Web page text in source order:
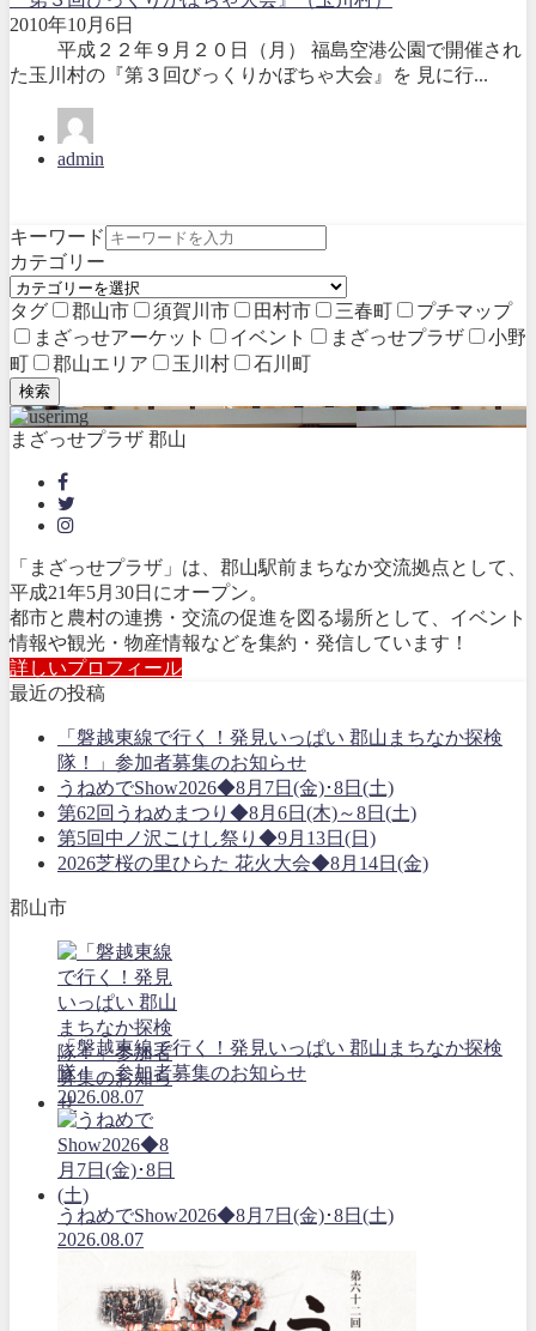
2010年10月6日
平成２２年９月２０日（月） 福島空港公園で開催され
た玉川村の『第３回びっくりかぼちゃ大会』を 見に行...
admin
キーワード
カテゴリー
タグ 郡山市 須賀川市 田村市 三春町
プチマップ
まざっせアーケット
イベント まざっせプラザ
小野
町
郡山エリア 玉川村 石川町
検索
まざっせプラザ 郡山
「まざっせプラザ」は、郡山駅前まちなか交流拠点として、
平成21年5月30日にオープン。
都市と農村の連携・交流の促進を図る場所として、イベント
情報や観光・物産情報などを集約・発信しています！
詳しいプロフィール
最近の投稿
「磐越東線で行く！発見いっぱい 郡山まちなか探検
隊！」参加者募集のお知らせ
うねめでShow2026◆8月7日(金)･8日(土)
第62回うねめまつり◆8月6日(木)～8日(土)
第5回中ノ沢こけし祭り◆9月13日(日)
2026芝桜の里ひらた 花火大会◆8月14日(金)
郡山市
「磐越東線で行く！発見いっぱい 郡山まちなか探検
隊！」参加者募集のお知らせ
2026.08.07
うねめでShow2026◆8月7日(金)･8日(土)
2026.08.07